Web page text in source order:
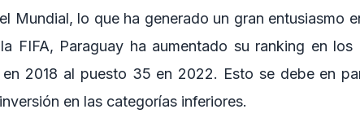
Mundial, lo que ha generado un gran entusiasmo
FIFA, Paraguay ha aumentado su ranking en los
2018 al puesto 35 en 2022. Esto se debe en
en las categorías inferiores.